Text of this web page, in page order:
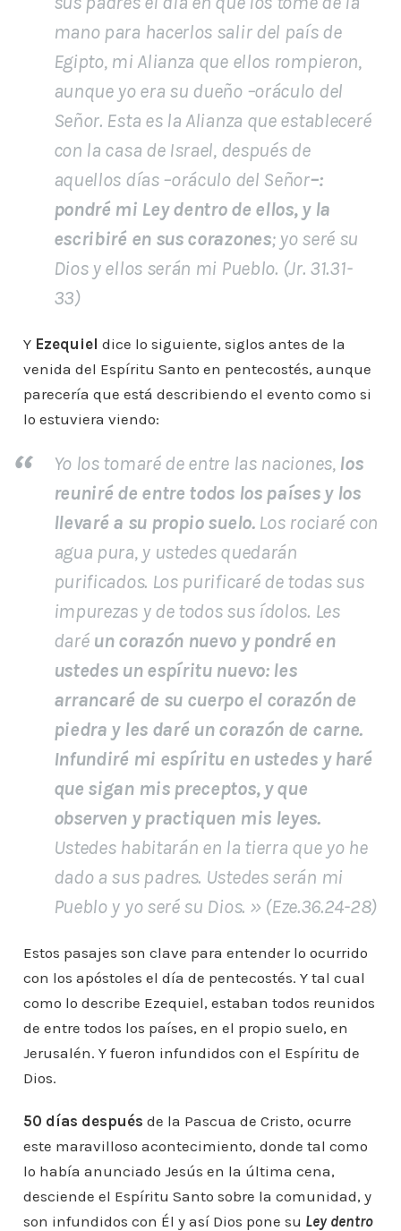
mano para hacerlos salir del país de
Egipto, mi Alianza que ellos rompieron,
aunque yo era su dueño –oráculo del
Señor. Esta es la Alianza que estableceré
con la casa de Israel, después de
aquellos días –oráculo del Señor–:
pondré mi Ley dentro de ellos, y la
escribiré en sus corazones; yo seré su
Dios y ellos serán mi Pueblo. (Jr. 31.31-
33)
Y Ezequiel dice lo siguiente, siglos antes de la
venida del Espíritu Santo en pentecostés, aunque
parecería que está describiendo el evento como si
lo estuviera viendo:
Yo los tomaré de entre las naciones, los
reuniré de entre todos los países y los
llevaré a su propio suelo. Los rociaré con
agua pura, y ustedes quedarán
purificados. Los purificaré de todas sus
impurezas y de todos sus ídolos. Les
daré un corazón nuevo y pondré en
ustedes un espíritu nuevo: les
arrancaré de su cuerpo el corazón de
piedra y les daré un corazón de carne.
Infundiré mi espíritu en ustedes y haré
que sigan mis preceptos, y que
observen y practiquen mis leyes.
Ustedes habitarán en la tierra que yo he
dado a sus padres. Ustedes serán mi
Pueblo y yo seré su Dios. » (Eze.36.24-28)
Estos pasajes son clave para entender lo ocurrido
con los apóstoles el día de pentecostés. Y tal cual
como lo describe Ezequiel, estaban todos reunidos
de entre todos los países, en el propio suelo, en
Jerusalén. Y fueron infundidos con el Espíritu de
Dios.
50 días después de la Pascua de Cristo, ocurre
este maravilloso acontecimiento, donde tal como
lo había anunciado Jesús en la última cena,
desciende el Espíritu Santo sobre la comunidad, y
son infundidos con Él y así Dios pone su Ley dentro